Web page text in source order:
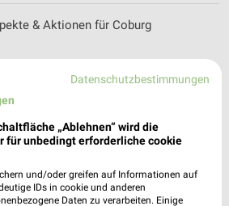
& Aktionen für Coburg
Prospekte und Angebote für Wutha-
Prospekt für Schleusingen
Datenschutzbestimmungen
„Ablehnen“ wird die
für unbedingt erforderliche cookie
und/oder greifen auf Informationen auf
IDs in cookie und anderen
Daten zu verarbeiten. Einige